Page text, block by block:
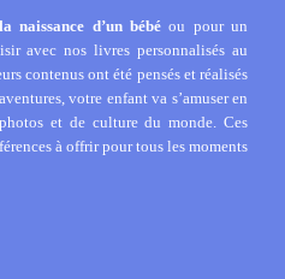
naissance d’un bébé ou pour un
avec nos livres personnalisés au
contenus ont été pensés et réalisés
votre enfant va s’amuser en
et de culture du monde. Ces
à offrir pour tous les moments